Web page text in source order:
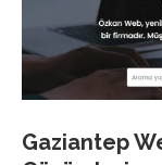
Gaziantep